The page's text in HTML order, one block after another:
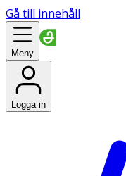
Gå till innehåll
Meny
Logga in